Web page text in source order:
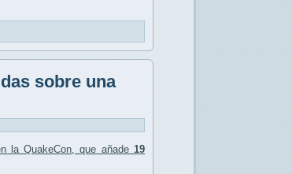
sobre una
la QuakeCon, que añade 19